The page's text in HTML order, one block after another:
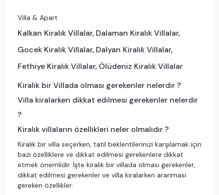
Bahçe Alanı
Etkinlik Alanı
Isıtmalı Dış Havuz
Havuz Jakuzisi
Geniş Aileye Uygun
FİYAT ARALIĞI
₺ ₺
Sonuçlarda 3 gün önceki ve sonraki seçenekleride
göster
Villa & Apart
Kalkan Kiralık Villalar, Dalaman Kiralık Villalar,
Gocek Kiralık Villalar, Dalyan Kiralık Villalar,
Fethiye Kiralık Villalar, Ölüdeniz Kiralık Villalar
Kiralık bir Villada olması gerekenler nelerdir ?
Villa kiralarken dikkat edilmesi gerekenler nelerdir
?
Kiralık villaların özellikleri neler olmalıdır ?
Kiralık bir villa seçerken, tatil beklentilerinizi karşılamak için
bazı özelliklere ve dikkat edilmesi gerekenlere dikkat
etmek önemlidir. İşte kiralık bir villada olması gerekenler,
dikkat edilmesi gerekenler ve villa kiralarken aranması
gereken özellikler: